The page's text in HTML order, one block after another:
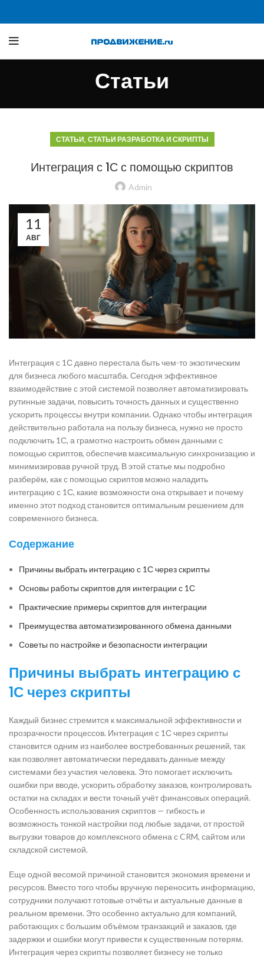
Статьи
СТАТЬИ, СТАТЬИ РАЗРАБОТКА И СКРИПТЫ
Интеграция с 1С с помощью скриптов
Admin
11
АВГ
Интеграция с 1С давно перестала быть чем-то экзотическим
для бизнеса любого масштаба. Сегодня эффективное
взаимодействие с этой системой позволяет автоматизировать
рутинные задачи, повысить точность данных и существенно
ускорить процессы внутри компании. Однако чтобы интеграция
действительно работала на пользу бизнеса, нужно не просто
подключить 1С, а грамотно настроить обмен данными с
помощью скриптов, обеспечив максимальную синхронизацию и
минимизировав ручной труд. В этой статье мы подробно
разберём, как с помощью скриптов можно наладить
интеграцию с 1С, какие возможности она открывает и почему
именно этот подход становится оптимальным решением для
современного бизнеса.
Содержание
Причины выбрать интеграцию с 1С через скрипты
Основы работы скриптов для интеграции с 1С
Практические примеры скриптов для интеграции
Преимущества автоматизированного обмена данными
Советы по настройке и безопасности интеграции
Причины выбрать интеграцию с
1С через скрипты
Каждый бизнес стремится к максимальной эффективности и
прозрачности процессов. Интеграция с 1С через скрипты
становится одним из наиболее востребованных решений, так
как позволяет автоматически передавать данные между
системами без участия человека. Это помогает исключить
ошибки при вводе, ускорить обработку заказов, контролировать
остатки на складах и вести точный учёт финансовых операций.
Особенность использования скриптов — гибкость и
возможность тонкой настройки под любые задачи, от простой
выгрузки товаров до комплексного обмена с CRM, сайтом или
складской системой.
Еще одной весомой причиной становится экономия времени и
ресурсов. Вместо того чтобы вручную переносить информацию,
сотрудники получают готовые отчёты и актуальные данные в
реальном времени. Это особенно актуально для компаний,
работающих с большим объёмом транзакций и заказов, где
задержки и ошибки могут привести к существенным потерям.
Интеграция через скрипты позволяет бизнесу не только